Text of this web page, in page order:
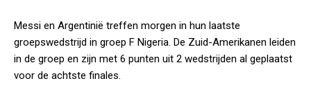
Messi en Argentinië treffen morgen in hun laatste
groepswedstrijd in groep F Nigeria. De Zuid-Amerikanen leiden
in de groep en zijn met 6 punten uit 2 wedstrijden al geplaatst
voor de achtste finales.